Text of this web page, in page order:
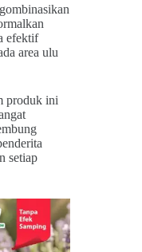
efektif
area ulu
produk ini
setiap